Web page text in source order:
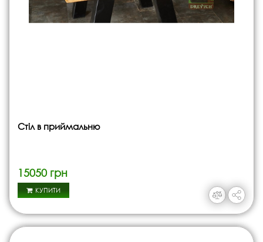
Стіл в приймальню
15050 грн
КУПИТИ